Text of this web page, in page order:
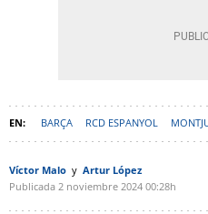
BARÇA RCD ESPANYOL
Víctor Malo
Artur López
Publicada 2 noviembre 2024 00:28h